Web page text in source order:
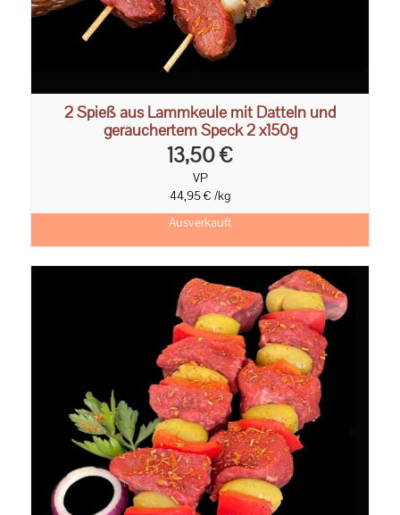
2 Spieß aus Lammkeule mit Datteln und
geräuchertem Speck 2 x150g
13,50 €
VP
44,95 € /kg
Ausverkauft